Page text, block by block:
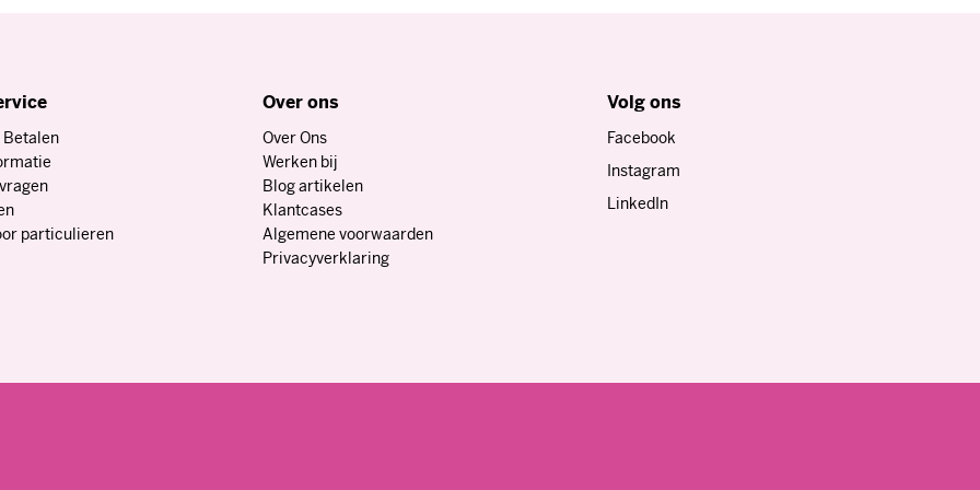
Factory
Je kunt het blik zelf
afdeling, met hun
naar jouw wensen.
Betalen
particulieren
Over ons
Over Ons
Werken bij
Blog artikelen
Klantcases
Algemene voorwaarden
Privacyverklaring
Volg ons
Facebook
Instagram
LinkedIn